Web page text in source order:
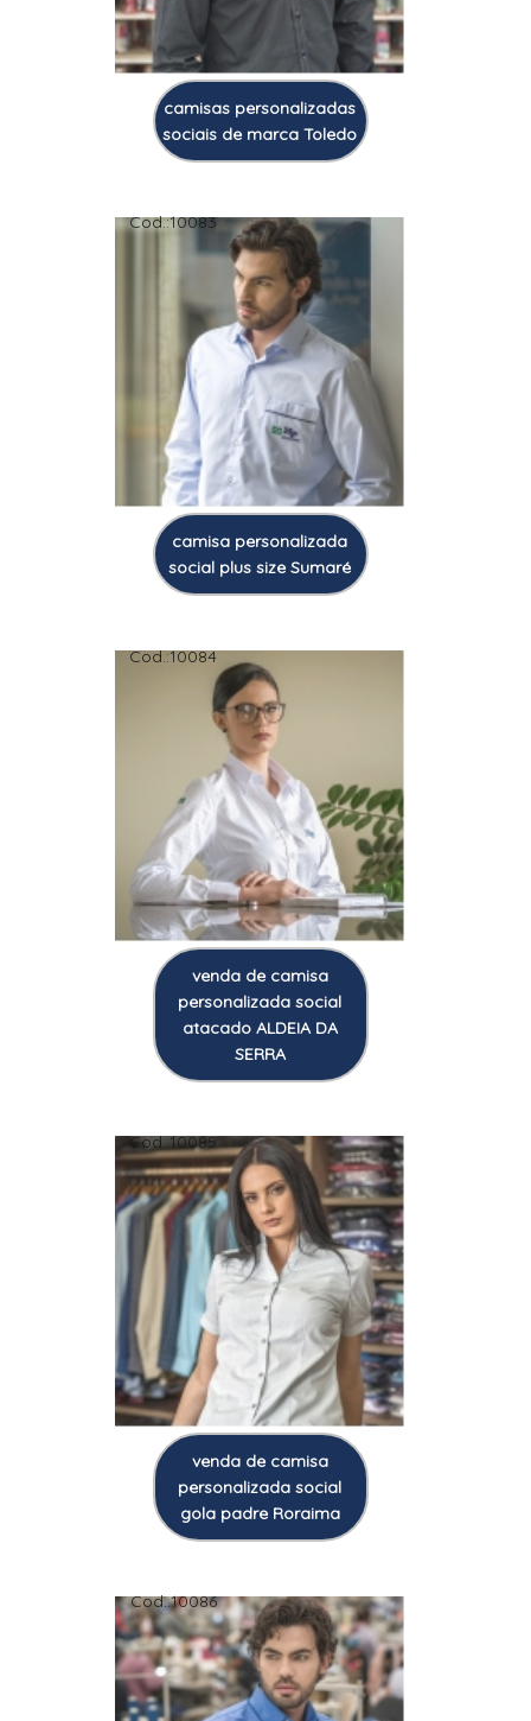
camisas personalizadas
sociais de marca Toledo
Cod.:10083
camisa personalizada
social plus size Sumaré
Cod.:10084
venda de camisa
personalizada social
atacado ALDEIA DA
SERRA
Cod.:10085
venda de camisa
personalizada social
gola padre Roraima
Cod.:10086